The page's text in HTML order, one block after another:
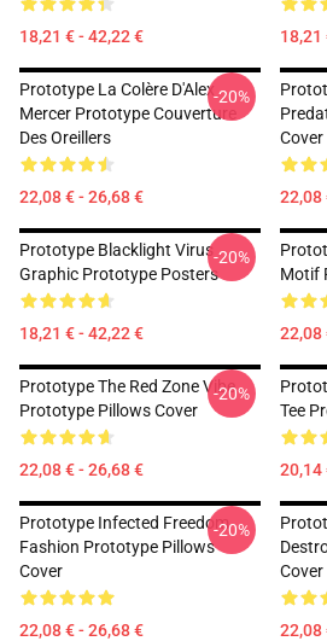
18,21 € - 42,22 € 18,21
Prototype La Colère D'Alex
Mercer Prototype Couverture
Des Oreillers
22,08 € - 26,68 €
-20%
Cover
22,08
Prototype Blacklight Virus
Graphic Prototype Posters
18,21 € - 42,22 €
-20%
Motif
22,08
Prototype The Red Zone Vibe
Prototype Pillows Cover
22,08 € - 26,68 €
-20%
Tee
20,14
Prototype Infected Freedom
Fashion Prototype Pillows
Cover
22,08 € - 26,68 €
-20%
Cover
22,08